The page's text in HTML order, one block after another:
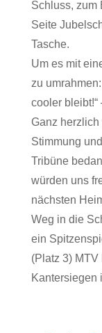
Schluss, zum
Seite
Tasche.
Um es mit
zu
cooler
Ganz
Stimmung
Tribüne
würden uns
nächsten
Weg in die
ein
(Platz 3)
Kantersiegen